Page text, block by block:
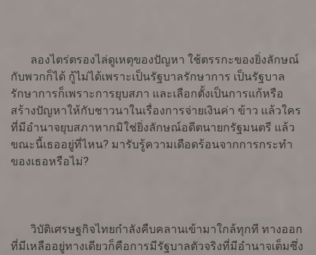
ลองไตร่ตรองไล่ดูเหตุของปัญหา ใช้ตรรกะของยิ่งลักษณ์
กับพวกก็ได้ กู้ไม่ได้เพราะเป็นรัฐบาลรักษาการ เป็นรัฐบาล
รักษาการก็เพราะการยุบสภา และเลือกตั้งเป็นการแก้หรือ
สร้างปัญหาให้กับชาวนาในเรื่องการจ่ายเงินค่า ข้าว แล้วใคร
ที่มีอำนาจยุบสภาหากมิใช่ยิ่งลักษณ์อดีตนายกรัฐมนตรี แล้ว
ขณะนี้เธออยู่ที่ไหน? มารับรู้ความเดือดร้อนจากการกระทำ
ของเธอหรือไม่?
วิบัติเศรษฐกิจไทยกำลังคืบคลานเข้ามาใกล้ทุกที ทางออก
ที่มีเหลืออยู่ทางเดียวก็คือการมีรัฐบาลตัวจริงที่มีอำนาจเต็มซึ่ง